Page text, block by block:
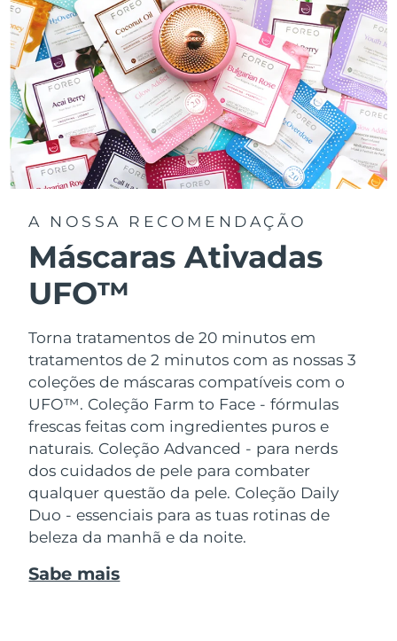
A NOSSA RECOMENDAÇÃO
Máscaras Ativadas
UFO™
Torna tratamentos de 20 minutos em
tratamentos de 2 minutos com as nossas 3
coleções de máscaras compatíveis com o
UFO™. Coleção Farm to Face - fórmulas
frescas feitas com ingredientes puros e
naturais. Coleção Advanced - para nerds
dos cuidados de pele para combater
qualquer questão da pele. Coleção Daily
Duo - essenciais para as tuas rotinas de
beleza da manhã e da noite.
Sabe mais